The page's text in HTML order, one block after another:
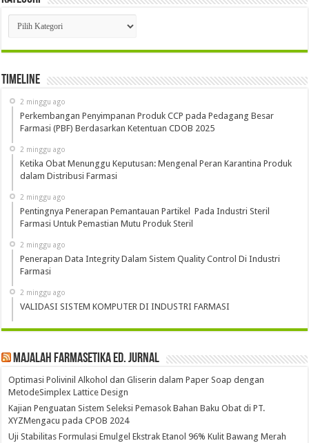
Kategori
Timeline
2 minggu ago
Perkembangan Penyimpanan Produk CCP pada Pedagang Besar
Farmasi (PBF) Berdasarkan Ketentuan CDOB 2025
2 minggu ago
Ketika Obat Menunggu Keputusan: Mengenal Peran Karantina Produk
dalam Distribusi Farmasi
2 minggu ago
Pentingnya Penerapan Pemantauan Partikel Pada Industri Steril
Farmasi Untuk Pemastian Mutu Produk Steril
2 minggu ago
Penerapan Data Integrity Dalam Sistem Quality Control Di Industri
Farmasi
2 minggu ago
VALIDASI SISTEM KOMPUTER DI INDUSTRI FARMASI
Majalah Farmasetika Ed. Jurnal
Optimasi Polivinil Alkohol dan Gliserin dalam Paper Soap dengan
MetodeSimplex Lattice Design
Kajian Penguatan Sistem Seleksi Pemasok Bahan Baku Obat di PT.
XYZMengacu pada CPOB 2024
Uji Stabilitas Formulasi Emulgel Ekstrak Etanol 96% Kulit Bawang Merah